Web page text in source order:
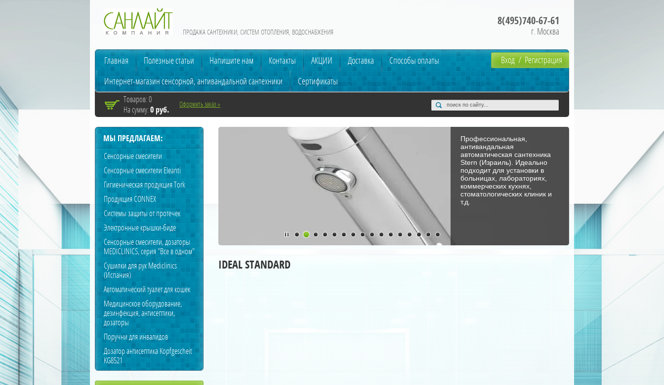
8(495)740-67-61
г. Москва
ПРОДАЖА САНТЕХНИКИ, СИСТЕМ ОТОПЛЕНИЯ, ВОДОСНАБЖЕНИЯ
Главная Полезные статьи Напишите нам Контакты АКЦИИ Доставка
Способы оплаты
Интернет-магазин сенсорной, антивандальной сантехники
Сертификаты
Вход / Регистрация
Товаров: 0
На сумму: 0 руб. Оформить заказ »
Профессиональная,
антивандальная
автоматическая сантехника
Stern (Израиль). Идеально
подходит для установки в
больницах, лабораториях,
коммерческих кухнях,
стоматологических клиник и
т.д.
IDEAL STANDARD
МЫ ПРЕДЛАГАЕМ:
Сенсорные смесители
Сенсорные смесители Eleanti
Гигиеническая продукция Tork
Продукция CONNEX
Системы защиты от протечек
Электронные крышки-биде
Сенсорные смесители, дозаторы
MEDICLINICS, серия "Все в одном"
Сушилки для рук Mediclinics
(Испания)
Автоматический туалет для кошек
Медицинское оборудование,
дезинфекция, антисептики,
дозаторы
Поручни для инвалидов
Дозатор антисептика Kopfgescheit
KG8521